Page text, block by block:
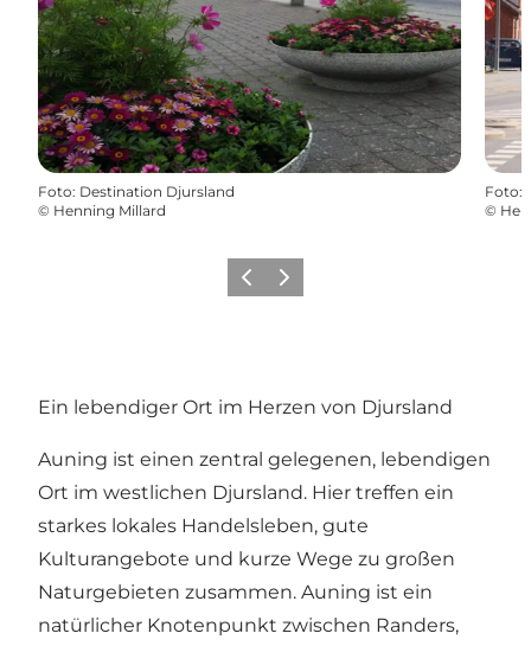
Foto: Destination Djursland
© Henning Millard
Foto:
©
ZurückWeiter
Ein lebendiger Ort im Herzen von Djursland
Auning ist einen zentral gelegenen, lebendigen
Ort im westlichen Djursland. Hier treffen ein
starkes lokales Handelsleben, gute
Kulturangebote und kurze Wege zu großen
Naturgebieten zusammen. Auning ist ein
natürlicher Knotenpunkt zwischen Randers,